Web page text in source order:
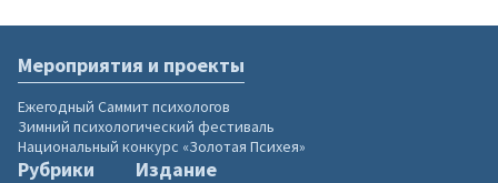
Мероприятия и проекты
Ежегодный Саммит психологов
Зимний психологический фестиваль
Национальный конкурс «Золотая Психея»
Рубрики Издание